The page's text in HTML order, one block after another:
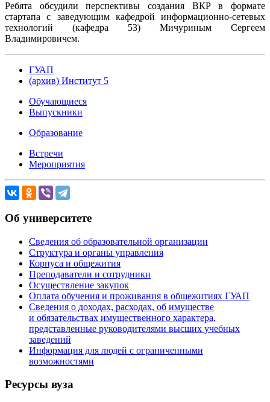
Ребята обсудили перспективы создания ВКР в формате
стартапа с заведующим кафедрой информационно-сетевых
технологий (кафедра 53) Мичуриным Сергеем
Владимировичем.
ГУАП
(архив) Институт 5
Обучающиеся
Выпускники
Образование
Встречи
Мероприятия
Об университете
Сведения об образовательной организации
Структура и органы управления
Корпуса и общежития
Преподаватели и сотрудники
Осуществление закупок
Оплата обучения и проживания в общежитиях ГУАП
Сведения о доходах, расходах, об имуществе
и обязательствах имущественного характера,
представленные руководителями высших учебных
заведений
Информация для людей с ограниченными
возможностями
Ресурсы вуза